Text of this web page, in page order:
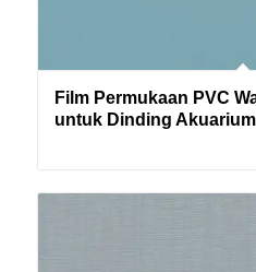
Film Permukaan PVC
untuk Dinding